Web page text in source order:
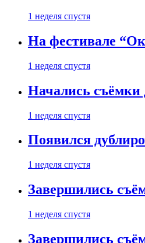
1 неделя спустя
На фестивале
1 неделя спустя
Начались съёмки
1 неделя спустя
Появился
1 неделя спустя
Завершились
1 неделя спустя
Завершились